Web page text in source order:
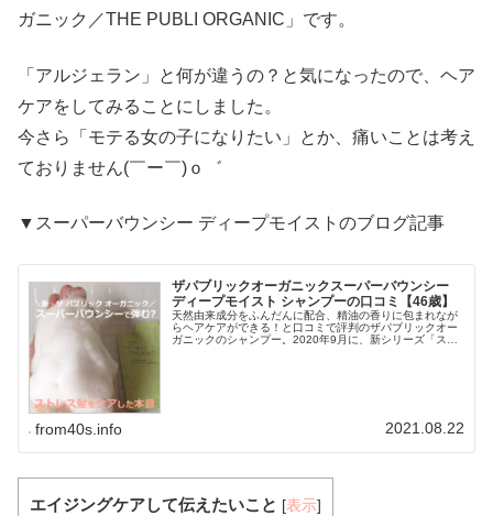
ガニック／THE PUBLI ORGANIC」です。
「アルジェラン」と何が違うの？と気になったので、ヘア
ケアをしてみることにしました。
今さら「モテる女の子になりたい」とか、痛いことは考え
ておりません(￣ー￣)ｏ゛
▼スーパーバウンシー ディープモイストのブログ記事
ザパブリックオーガニックスーパーバウンシー
ディープモイスト シャンプーの口コミ【46歳】
天然由来成分をふんだんに配合、精油の香りに包まれなが
らヘアケアができる！と口コミで評判のザパブリックオー
ガニックのシャンプー。2020年9月に、新シリーズ「スー
from40s.info 2021.08.22
エイジングケアして伝えたいこと [表示]